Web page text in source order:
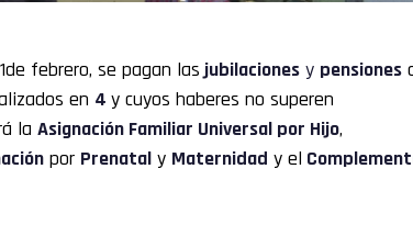
febrero, se pagan las jubilaciones y pensiones
en 4 y cuyos haberes no superen
la Asignación Familiar Universal por Hijo,
por Prenatal y Maternidad y el